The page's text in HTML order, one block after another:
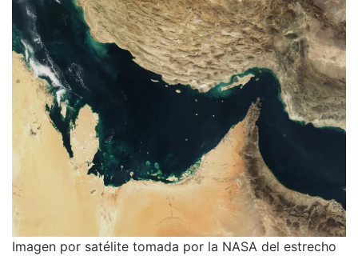
Imagen por satélite tomada por la NASA del estrecho